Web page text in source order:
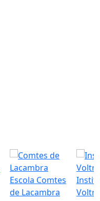
Escola Comtes
de Lacambra